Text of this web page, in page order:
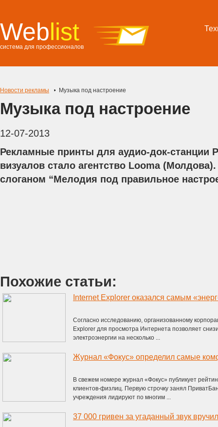
Weblist
система для профессионалов
Новости рекламы Музыка под настроение
Музыка под настроение
12-07-2013
Рекламные принты для аудио-док-станции
визуалов стало агентство Looma
слоганом “Мелодия под правильное
Похожие статьи:
Internet Explorer оказался самым
Согласно исследованию, организованному
Explorer для просмотра Интернета позволяет
электроэнергии на несколько ...
Журнал «Фокус» определил самые
В свежем номере журнал «Фокус» публикует
клиентов-физлиц. Первую строчку занял
учреждения лидируют по многим ...